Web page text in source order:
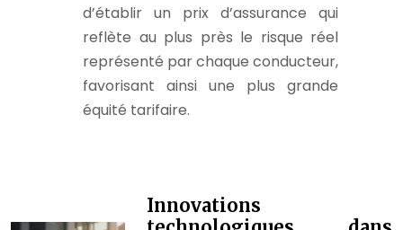
d’établir un prix d’assurance qui
reflète au plus près le risque réel
représenté par chaque conducteur,
favorisant ainsi une plus grande
équité tarifaire.
Innovations